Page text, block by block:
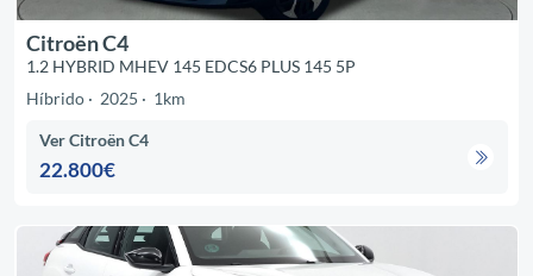
Citroën C4
1.2 HYBRID MHEV 145 EDCS6 PLUS 145 5P
Híbrido
2025 1km
Ver Citroën C4
22.800€